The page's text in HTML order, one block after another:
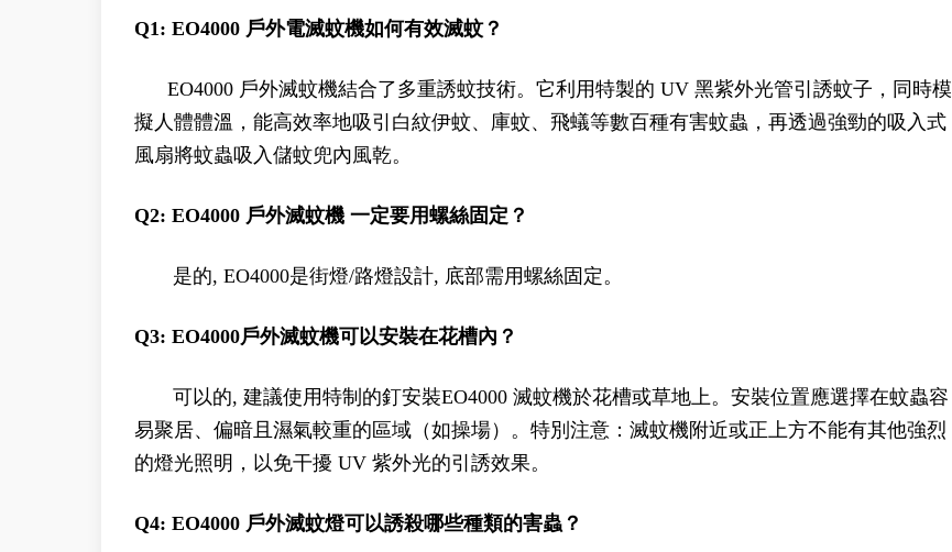
Q1: EO4000 戶外電滅蚊機如何有效滅蚊？
EO4000 戶外滅蚊機結合了多重誘蚊技術。它利用特製的 UV 黑紫外光管引誘蚊子，同時模
擬人體體溫，能高效率地吸引白紋伊蚊、庫蚊、飛蟻等數百種有害蚊蟲，再透過強勁的吸入式
風扇將蚊蟲吸入儲蚊兜內風乾。
Q2: EO4000 戶外滅蚊機 一定要用螺絲固定？
是的, EO4000是街燈/路燈設計, 底部需用螺絲固定。
Q3: EO4000戶外滅蚊機可以安裝在花槽內？
可以的, 建議使用特制的釘安裝EO4000 滅蚊機於花槽或草地上。安裝位置應選擇在蚊蟲容
易聚居、偏暗且濕氣較重的區域（如操場）。特別注意：滅蚊機附近或正上方不能有其他強烈
的燈光照明，以免干擾 UV 紫外光的引誘效果。
Q4: EO4000 戶外滅蚊燈可以誘殺哪些種類的害蟲？